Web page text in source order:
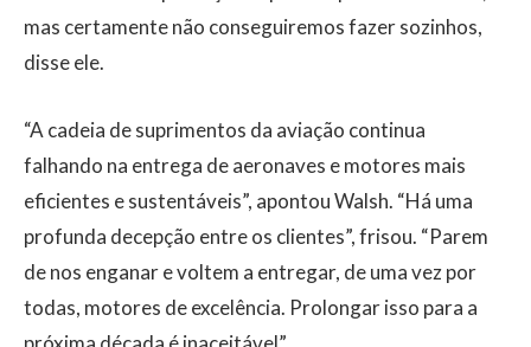
mas certamente não conseguiremos fazer sozinhos,
disse ele.
“A cadeia de suprimentos da aviação continua
falhando na entrega de aeronaves e motores mais
eficientes e sustentáveis”, apontou Walsh. “Há uma
profunda decepção entre os clientes”, frisou. “Parem
de nos enganar e voltem a entregar, de uma vez por
todas, motores de excelência. Prolongar isso para a